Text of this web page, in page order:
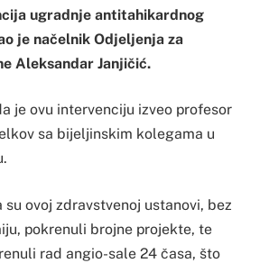
ugradnje antitahikardnog
je načelnik Odjeljenja za
Aleksandar Janjičić.
je ovu intervenciju izveo profesor
sa bijeljinskim kolegama u
su ovoj zdravstvenoj ustanovi, bez
pokrenuli brojne projekte, te
rad angio-sale 24 časa, što